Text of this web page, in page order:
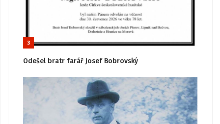
3
Odešel bratr farář Josef Bobrovský